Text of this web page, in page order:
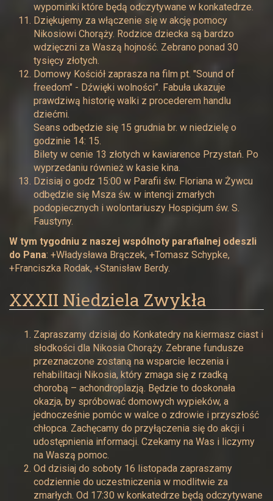
wypominki które będą odczytywane w konkatedrze.
Dziękujemy za włączenie się w akcję pomocy
Nikosiowi Chorąży. Rodzice dziecka są bardzo
wdzięczni za Waszą hojność. Zebrano ponad 30
tysięcy złotych.
Domowy Kościół zaprasza na film pt. "Sound of
freedom" - Dźwięki wolności”. Fabuła ukazuje
prawdziwą historię walki z procederem handlu
dziećmi.
Seans odbędzie się 15 grudnia br. w niedzielę o
godzinie 14: 15.
Bilety w cenie 13 złotych w kawiarence Przystań. Po
wyprzedaniu również w kasie kina.
Dzisiaj o godz 15:00 w Parafii św. Floriana w Żywcu
odbędzie się Msza św. w intencji zmarłych
podopiecznych i wolontariuszy Hospicjum św. S.
Faustyny.
W tym tygodniu z naszej wspólnoty parafialnej odeszli
do Pana: +Władysława Brączek, +Tomasz Schypke,
+Franciszka Rodak, +Stanisław Berdy.
XXXII Niedziela Zwykła
Zapraszamy dzisiaj do Konkatedry na kiermasz ciast i
słodkości dla Nikosia Chorąży. Zebrane fundusze
przeznaczone zostaną na wsparcie leczenia i
rehabilitacji Nikosia, który zmaga się z rzadką
chorobą – achondroplazją. Będzie to doskonała
okazja, by spróbować domowych wypieków, a
jednocześnie pomóc w walce o zdrowie i przyszłość
chłopca. Zachęcamy do przyłączenia się do akcji i
udostępnienia informacji. Czekamy na Was i liczymy
na Waszą pomoc.
Od dzisiaj do soboty 16 listopada zapraszamy
codziennie do uczestniczenia w modlitwie za
zmarłych. Od 17:30 w konkatedrze będą odczytywane